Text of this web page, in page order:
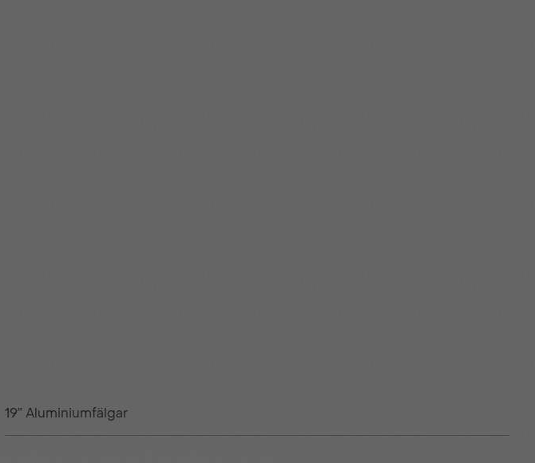
19” Aluminiumfälgar